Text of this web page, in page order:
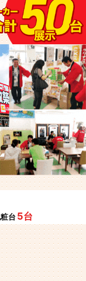
台 5台